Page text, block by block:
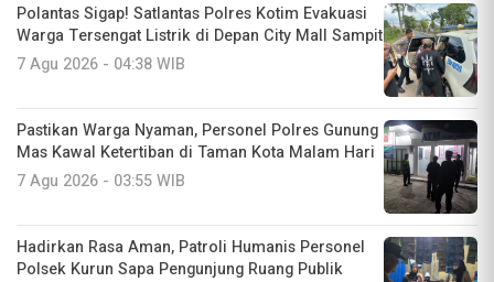
Polantas Sigap! Satlantas Polres Kotim Evakuasi
Warga Tersengat Listrik di Depan City Mall Sampit
7 Agu 2026 - 04:38 WIB
Pastikan Warga Nyaman, Personel Polres Gunung
Mas Kawal Ketertiban di Taman Kota Malam Hari
7 Agu 2026 - 03:55 WIB
Hadirkan Rasa Aman, Patroli Humanis Personel
Polsek Kurun Sapa Pengunjung Ruang Publik